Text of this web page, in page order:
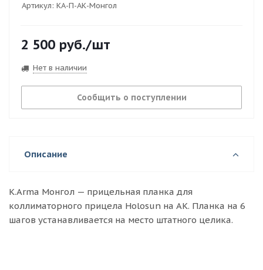
Артикул: КА-П-АК-Монгол
2 500 руб./шт
Нет в наличии
Сообщить о поступлении
Описание
K.Arma Монгол — прицельная планка для
коллиматорного прицела Holosun на АК. Планка на 6
шагов устанавливается на место штатного целика.